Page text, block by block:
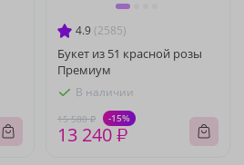
4.9 (2585)
Букет из 51 красной розы
Премиум
В наличии
15 580 ₽ -15%
13 240 ₽